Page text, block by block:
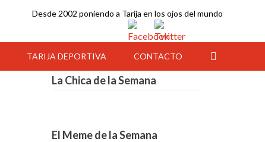
Desde 2002 poniendo a Tarija en los ojos del mundo
TARIJA DEPORTIVA CONTACTO
La Chica de la Semana
El Meme de la Semana